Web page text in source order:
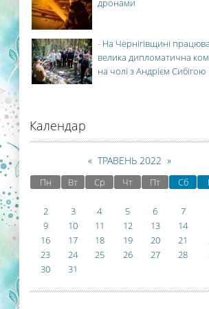
дронами
- На Чернігівщині
велика дипломатична
на чолі з Андрієм Сибігою
Календар
« ТРАВЕНЬ 2022 »
Пн Вт Ср Чт Пт Сб
2
3 4 5 6 7
9
10 11 12 13 14
16
17 18 19 20 21
23
24 25 26 27 28
30
31